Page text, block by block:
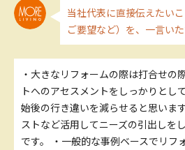
当社代表に直接伝えたい
ご要望など）を、一言い
・大きなリフォームの際は打合せの
トへのアセスメントをしっかりとし
始後の行き違いを減らせると思いま
ストなど活用してニーズの引出しを
です。 ・一般的な事例ベースでリフ